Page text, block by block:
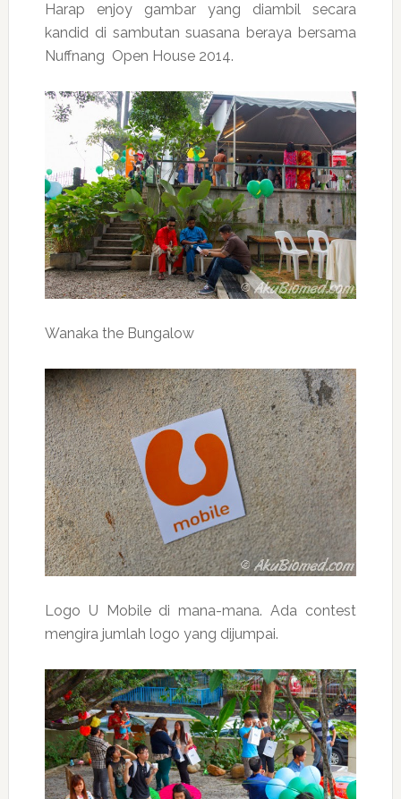
Harap enjoy gambar yang diambil secara
kandid di sambutan suasana beraya bersama
Nuffnang Open House 2014.
Wanaka the Bungalow
Logo U Mobile di mana-mana. Ada contest
mengira jumlah logo yang dijumpai.